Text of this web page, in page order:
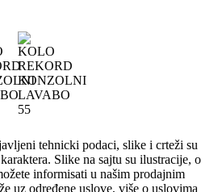
tehnicki podaci, slike i crteži su
Slike na sajtu su ilustracije, o
informisati u našim prodajnim
uz određene uslove, više o uslovima